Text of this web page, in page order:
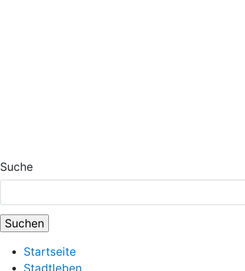
Suche
Startseite
Stadtleben